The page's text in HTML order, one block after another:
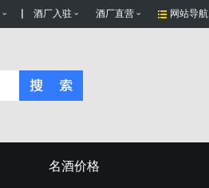
酒厂入驻 酒厂直营 网站导航
名酒价格